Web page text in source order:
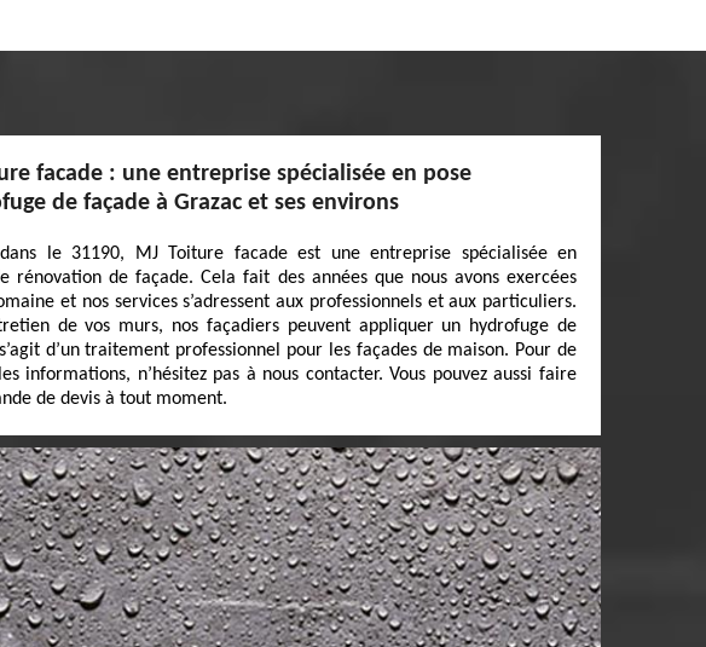
facade : une entreprise spécialisée en pose
de façade à Grazac et ses environs
dans le 31190, MJ Toiture facade est une entreprise spécialisée en
rénovation de façade. Cela fait des années que nous avons exercées
et nos services s’adressent aux professionnels et aux particuliers.
de vos murs, nos façadiers peuvent appliquer un hydrofuge de
d’un traitement professionnel pour les façades de maison. Pour de
informations, n’hésitez pas à nous contacter. Vous pouvez aussi faire
de devis à tout moment.